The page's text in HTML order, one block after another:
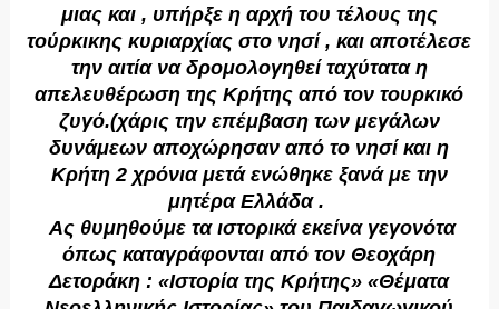
μιας και , υπήρξε η αρχή του τέλους της
τούρκικης κυριαρχίας στο νησί , και αποτέλεσε
την αιτία να δρομολογηθεί ταχύτατα η
απελευθέρωση της Kρήτης από τον τουρκικό
ζυγό.(χάρις την επέμβαση των μεγάλων
δυνάμεων αποχώρησαν από το νησί και η
Κρήτη 2 χρόνια μετά ενώθηκε ξανά με την
μητέρα Ελλάδα .
Ας θυμηθούμε τα ιστορικά εκείνα γεγονότα
όπως καταγράφονται από τον Θεοχάρη
Δετοράκη : «Iστορία της Kρήτης» «Θέματα